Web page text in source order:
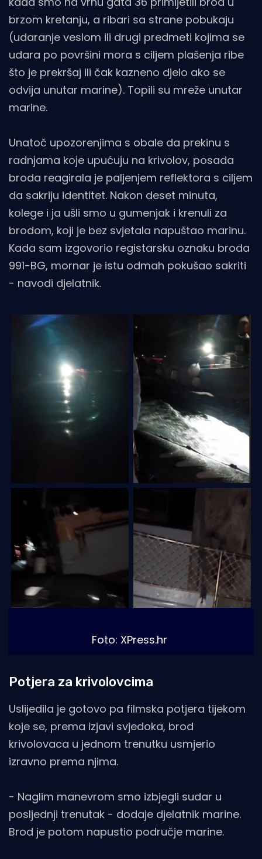
brzom kretanju, a ribari sa strane pobukaju
(udaranje veslom ili drugi predmeti kojima se
udara po površini mora s ciljem plašenja ribe
što je prekršaj ili čak kazneno djelo ako se
odvija unutar marine). Topili su mreže unutar
marine.
Unatoč upozorenjima s obale da prekinu s
radnjama koje upućuju na krivolov, posada
broda reagirala je paljenjem reflektora s ciljem
da sakriju identitet. Nakon deset minuta,
kolege i ja ušli smo u gumenjak i krenuli za
brodom, koji je bez svjetala napuštao marinu.
Kada sam izgovorio registarsku oznaku broda
991-BG, mornar je istu odmah pokušao sakriti
- navodi djelatnik.
Foto: XPress.hr
Potjera za krivolovcima
Uslijedila je gotovo pa filmska potjera tijekom
koje se, prema izjavi svjedoka, brod
krivolovaca u jednom trenutku usmjerio
izravno prema njima.
- Naglim manevrom smo izbjegli sudar u
posljednji trenutak - dodaje djelatnik marine.
Brod je potom napustio područje marine.